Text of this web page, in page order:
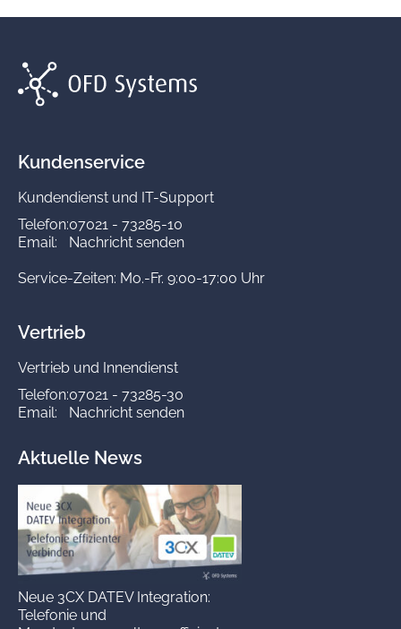
Kundenservice
Kundendienst und IT-Support
Telefon:07021 - 73285-10
Email:
Nachricht senden
Service-Zeiten: Mo.-Fr. 9:00-17:00 Uhr
Vertrieb
Vertrieb und Innendienst
Telefon:07021 - 73285-30
Email:
Nachricht senden
Aktuelle News
Neue 3CX DATEV Integration:
Telefonie und